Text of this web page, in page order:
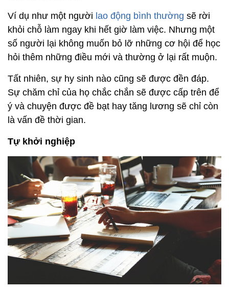
Ví dụ như một người lao động bình thường sẽ rời
khỏi chỗ làm ngay khi hết giờ làm việc. Nhưng một
số người lại không muốn bỏ lỡ những cơ hội để học
hỏi thêm những điều mới và thường ở lại rất muộn.
Tất nhiên, sự hy sinh nào cũng sẽ được đền đáp.
Sự chăm chỉ của họ chắc chắn sẽ được cấp trên để
ý và chuyện được đề bạt hay tăng lương sẽ chỉ còn
là vấn đề thời gian.
Tự khởi nghiệp